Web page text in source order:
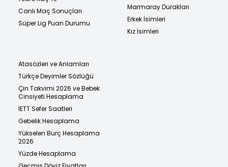
Canlı Maç Sonuçları
Süper Lig Puan Durumu
Marmaray Durakları
Erkek İsimleri
Kız İsimleri
Atasözleri ve Anlamları
Türkçe Deyimler Sözlüğü
Çin Takvimi 2026 ve Bebek
Cinsiyeti Hesaplama
İETT Sefer Saatleri
Gebelik Hesaplama
Yükselen Burç Hesaplama
2026
Yüzde Hesaplama